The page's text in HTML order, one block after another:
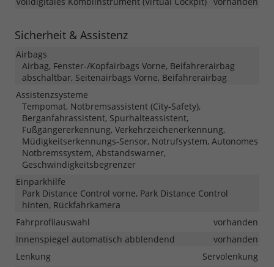
Sicherheit & Assistenz
Airbags
Airbag, Fenster-/Kopfairbags Vorne, Beifahrerairbag
abschaltbar, Seitenairbags Vorne, Beifahrerairbag
Assistenzsysteme
Tempomat, Notbremsassistent (City-Safety),
Berganfahrassistent, Spurhalteassistent,
Fußgängererkennung, Verkehrzeichenerkennung,
Müdigkeitserkennungs-Sensor, Notrufsystem, Autonomes
Notbremssystem, Abstandswarner,
Geschwindigkeitsbegrenzer
Einparkhilfe
Park Distance Control vorne, Park Distance Control
hinten, Rückfahrkamera
Fahrprofilauswahl
vorhanden
Innenspiegel automatisch abblendend
vorhanden
Lenkung
Servolenkung